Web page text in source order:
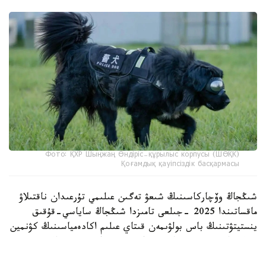
Фото: ҚХР Шыңжаң Өндіріс-құрылыс корпусы (ШӨҚК)
Қоғамдық қауіпсіздік басқармасы
شىڭجاڭ وۆچاركاسىنىڭ شىعۋ تەگىن عىلىمي تۇرعىدان ناقتىلاۋ
ماقساتىندا 2025 -جىلعى تامىزدا شىڭجاڭ ساياسي-قۇقىق
ينستيتۋتىنىڭ باس بولۋىمەن قىتاي عىلىم اكادەمياسىنىڭ كۋنمين